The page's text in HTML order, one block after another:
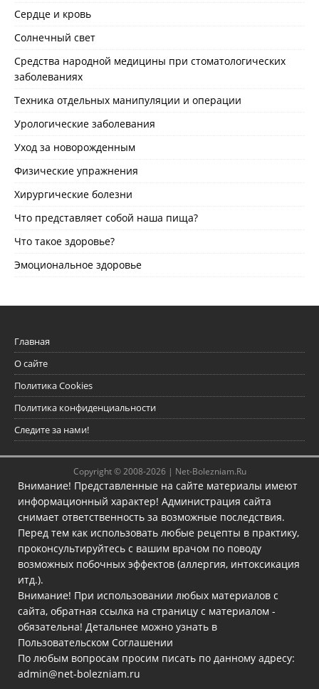
Сердце и кровь
Солнечный свет
Средства народной медицины при стоматологических
заболеваниях
Техника отдельных манипуляции и операции
Урологические заболевания
Уход за новорожденным
Физические упражнения
Хирургические болезни
Что представляет собой наша пища?
Что такое здоровье?
Эмоциональное здоровье
Главная
О сайте
Политика Cookies
Политика конфиденциальности
Следите за нами!
Copyright © 2008-2026 | Net-Bolezniam.Ru
Внимание! Представленные на сайте материалы имеют
информационный характер! Администрация сайта
снимает ответственность за возможные последствия.
Перед тем как использовать любые рецепты в практику,
проконсультируйтесь с вашим врачом по поводу
возможных побочных эффектов (аллергия, интоксикация
итд.).
Внимание! При использовании любых материалов с
сайта, обратная ссылка на страницу с материалом -
обязательна! Детальнее можно узнать в
Пользовательском Соглашении
По любым вопросам просим писать по данному адресу:
admin@net-bolezniam.ru